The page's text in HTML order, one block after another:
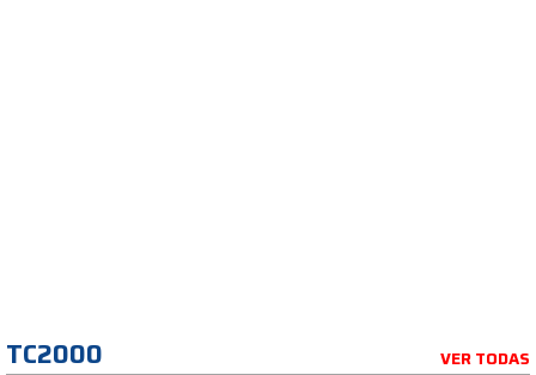
TC2000 VER TODAS